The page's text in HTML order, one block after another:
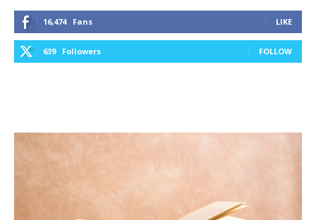
16,474 Fans LIKE
639 Followers FOLLOW